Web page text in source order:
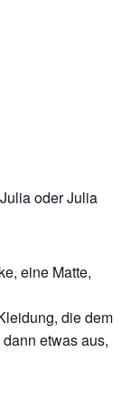
oder Julia
eine Matte,
die dem
etwas aus,